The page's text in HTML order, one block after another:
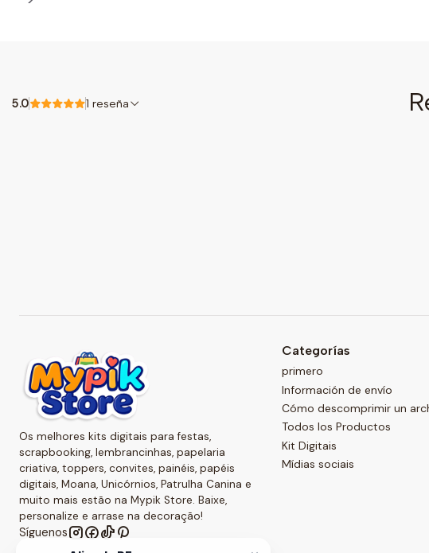
5.0 1 reseña
Os melhores kits digitais para festas,
scrapbooking, lembrancinhas, papelaria
criativa, toppers, convites, painéis, papéis
digitais, Moana, Unicórnios, Patrulha Canina e
muito mais estão na Mypik Store. Baixe,
personalize e arrase na decoração!
Síguenos
Categorías
primero
Información de envío
Cómo descomprimir un
Todos los Productos
Kit Digitais
Mídias sociais